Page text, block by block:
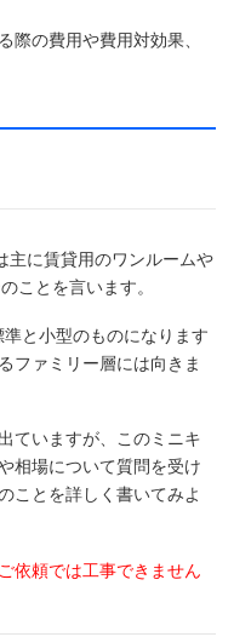
際の費用や費用対効果、
主に賃貸用のワンルームや
ことを言います。
と小型のものになります
ファミリー層には向きま
ていますが、このミニキ
相場について質問を受け
ことを詳しく書いてみよ
依頼では工事できません